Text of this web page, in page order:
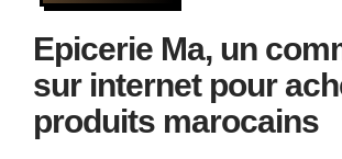
Epicerie Ma, un
sur internet pour
produits marocains